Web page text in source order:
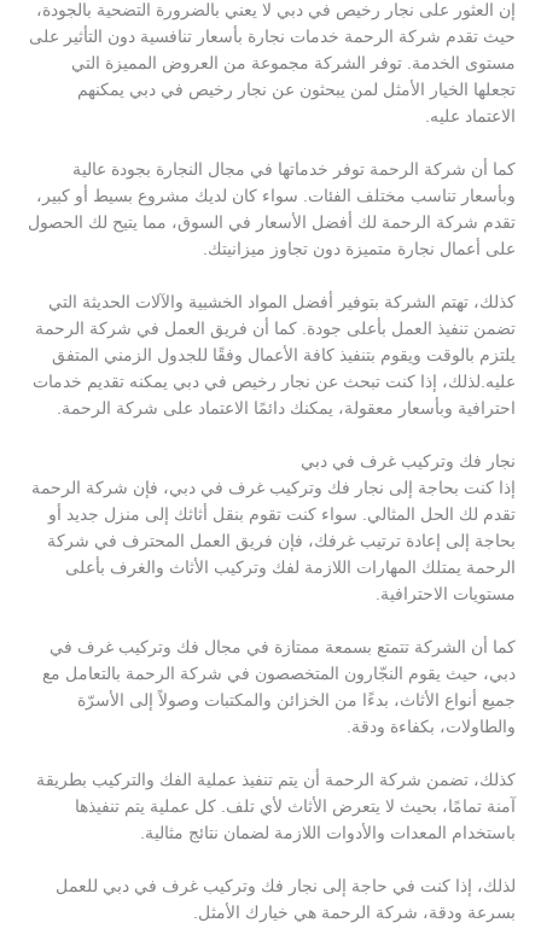
إن العثور على نجار رخيص في دبي لا يعني بالضرورة التضحية بالجودة،
حيث تقدم شركة الرحمة خدمات نجارة بأسعار تنافسية دون التأثير على
مستوى الخدمة. توفر الشركة مجموعة من العروض المميزة التي
تجعلها الخيار الأمثل لمن يبحثون عن نجار رخيص في دبي يمكنهم
الاعتماد عليه.
كما أن شركة الرحمة توفر خدماتها في مجال النجارة بجودة عالية
وبأسعار تناسب مختلف الفئات. سواء كان لديك مشروع بسيط أو كبير،
تقدم شركة الرحمة لك أفضل الأسعار في السوق، مما يتيح لك الحصول
على أعمال نجارة متميزة دون تجاوز ميزانيتك.
كذلك، تهتم الشركة بتوفير أفضل المواد الخشبية والآلات الحديثة التي
تضمن تنفيذ العمل بأعلى جودة. كما أن فريق العمل في شركة الرحمة
يلتزم بالوقت ويقوم بتنفيذ كافة الأعمال وفقًا للجدول الزمني المتفق
عليه.لذلك، إذا كنت تبحث عن نجار رخيص في دبي يمكنه تقديم خدمات
احترافية وبأسعار معقولة، يمكنك دائمًا الاعتماد على شركة الرحمة.
نجار فك وتركيب غرف في دبي
إذا كنت بحاجة إلى نجار فك وتركيب غرف في دبي، فإن شركة الرحمة
تقدم لك الحل المثالي. سواء كنت تقوم بنقل أثاثك إلى منزل جديد أو
بحاجة إلى إعادة ترتيب غرفك، فإن فريق العمل المحترف في شركة
الرحمة يمتلك المهارات اللازمة لفك وتركيب الأثاث والغرف بأعلى
مستويات الاحترافية.
كما أن الشركة تتمتع بسمعة ممتازة في مجال فك وتركيب غرف في
دبي، حيث يقوم النجّارون المتخصصون في شركة الرحمة بالتعامل مع
جميع أنواع الأثاث، بدءًا من الخزائن والمكتبات وصولاً إلى الأسرّة
والطاولات، بكفاءة ودقة.
كذلك، تضمن شركة الرحمة أن يتم تنفيذ عملية الفك والتركيب بطريقة
آمنة تمامًا، بحيث لا يتعرض الأثاث لأي تلف. كل عملية يتم تنفيذها
باستخدام المعدات والأدوات اللازمة لضمان نتائج مثالية.
لذلك، إذا كنت في حاجة إلى نجار فك وتركيب غرف في دبي للعمل
بسرعة ودقة، شركة الرحمة هي خيارك الأمثل.